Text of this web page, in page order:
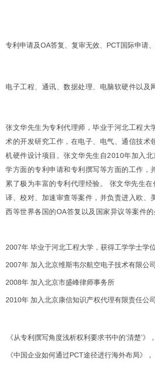
专利申请及OA答复、复审无效、PCT国际申请
电子工程、通讯、数据处理、电脑软硬件以及
张文华先生为专利代理师，毕业于河北工程
术的开发研究工作，在电子、电气、通信技术
机硬件设计项目。张文华先生自2010年加入
学方面的专利申请和专利撰写等方面的工作，
累了极为丰富的专利代理经验。 张文华先生
译、校对、加速审查等案件，并负责进入欧、
西等世界各国的OA答复以及国家异议等案件
2007年 毕业于河北工程大学，获得工学学士学
2007年 加入北京维斯韦尔航空电子技术有限公司
2008年 加入北京市盛峰律师事务所
2010年 加入北京康信知识产权代理有限责任公司
《从专利撰写角度浅析权利要求书中的‘清楚’
《中国企业如何通过PCT途径进行海外布局》